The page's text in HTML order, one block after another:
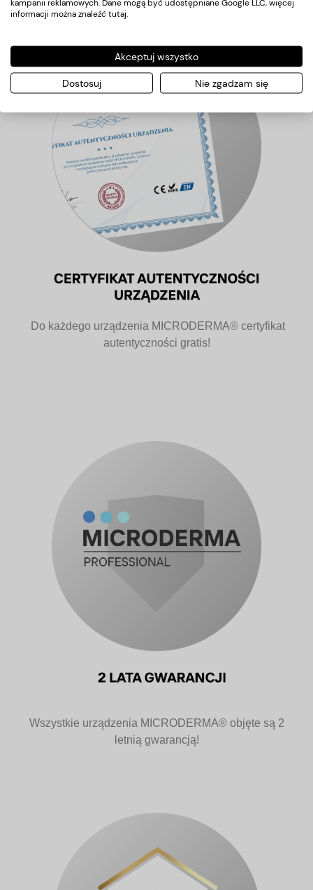
Do każdego urządzenia MICRODERMA® certyfikat
autentyczności gratis!
Wszystkie urządzenia MICRODERMA® objęte są 2
letnią gwarancją!
kampanii reklamowych. Dane mogą być udostępniane Google LLC, więcej
informacji można znaleźć tutaj.
Akceptuj wszystko
Dostosuj Nie zgadzam się